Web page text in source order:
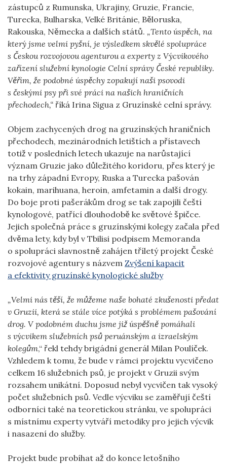
zástupců z Rumunska, Ukrajiny, Gruzie, Francie,
Turecka, Bulharska, Velké Británie, Běloruska,
Rakouska, Německa a dalších států. „Tento úspěch, na
který jsme velmi pyšní, je výsledkem skvělé spolupráce
s Českou rozvojovou agenturou a experty z Výcvikového
zařízení služební kynologie Celní správy České republiky.
Věřím, že podobné úspěchy zopakují naši psovodi
s českými psy při své práci na našich hraničních
přechodech,“ říká Irina Sigua z Gruzínské celní správy.
Objem zachycených drog na gruzínských hraničních
přechodech, mezinárodních letištích a přístavech
totiž v posledních letech ukazuje na narůstající
význam Gruzie jako důležitého koridoru, přes který je
na trhy západní Evropy, Ruska a Turecka pašován
kokain, marihuana, heroin, amfetamin a další drogy.
Do boje proti pašerákům drog se tak zapojili čeští
kynologové, patřící dlouhodobě ke světové špičce.
Jejich společná práce s gruzínskými kolegy začala před
dvěma lety, kdy byl v Tbilisi podpisem Memoranda
o spolupráci slavnostně zahájen tříletý projekt České
rozvojové agentury s názvem Zvýšení kapacit
a efektivity gruzínské kynologické služby
„Velmi nás těší, že můžeme naše bohaté zkušenosti předat
v Gruzii, která se stále více potýká s problémem pašování
drog. V podobném duchu jsme již úspěšně pomáhali
s výcvikem služebních psů peruánským a izraelským
kolegům,“ řekl tehdy brigádní generál Milan Poulíček.
Vzhledem k tomu, že bude v rámci projektu vycvičeno
celkem 16 služebních psů, je projekt v Gruzii svým
rozsahem unikátní. Doposud nebyl vycvičen tak vysoký
počet služebních psů. Vedle výcviku se zaměřují čeští
odborníci také na teoretickou stránku, ve spolupráci
s místnímu experty vytváří metodiky pro jejich výcvik
i nasazení do služby.
Projekt bude probíhat až do konce letošního